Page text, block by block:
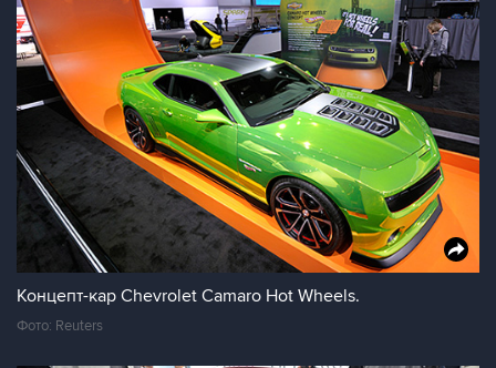
Концепт-кар Chevrolet Camaro Hot Wheels.
Фото: Reuters